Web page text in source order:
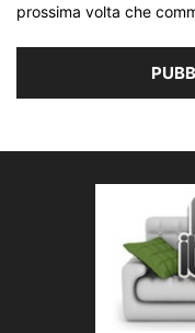
prossima volta che